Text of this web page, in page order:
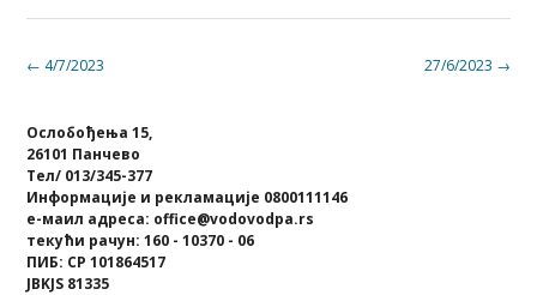
Post 27/6/2023 →
← 4/7/2023
Ослобођења 15,
26101 Панчево
Тел/ 013/345-377
Информације и рекламације 0800111146
е-маил адреса: office@vodovodpa.rs
текући рачун: 160 - 10370 - 06
ПИБ: СР 101864517
JBKJS 81335